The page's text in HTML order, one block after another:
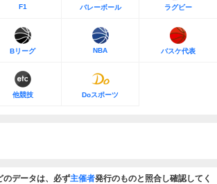
F1 バレーボール ラグビー
Bリーグ NBA バスケ代表
他競技 Doスポーツ
のデータは、必ず主催者発行のものと照合し確認してく